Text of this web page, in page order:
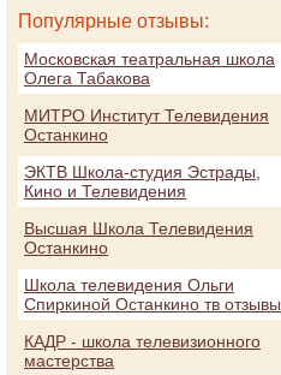
Популярные отзывы:
Московская театральная школа
Олега Табакова
МИТРО Институт Телевидения
Останкино
ЭКТВ Школа-студия Эстрады,
Кино и Телевидения
Высшая Школа Телевидения
Останкино
Школа телевидения Ольги
Спиркиной Останкино тв отзывы
КАДР - школа телевизионного
мастерства